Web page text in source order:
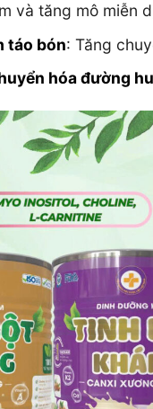
và tăng mô miễn
táo bón: Tăng
hóa đường